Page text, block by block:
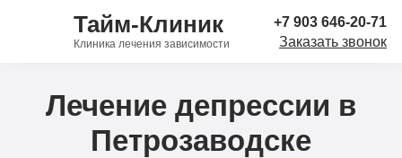
Тайм-Клиник
Клиника лечения зависимости
+7 903 646-20-71
Заказать звонок
Лечение депрессии в
Петрозаводске